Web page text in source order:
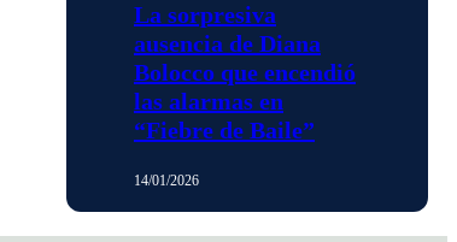
La sorpresiva
ausencia de Diana
Bolocco que encendió
las alarmas en
“Fiebre de Baile”
14/01/2026